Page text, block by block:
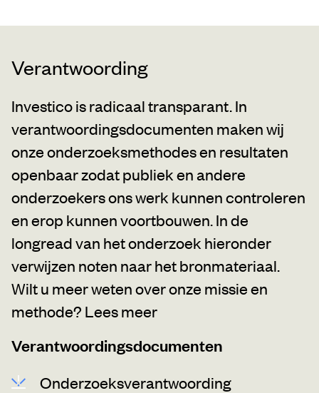
Verantwoording
Investico is radicaal transparant. In
verantwoordingsdocumenten maken wij
onze onderzoeksmethodes en resultaten
openbaar zodat publiek en andere
onderzoekers ons werk kunnen controleren
en erop kunnen voortbouwen. In de
longread van het onderzoek hieronder
verwijzen noten naar het bronmateriaal.
Wilt u meer weten over onze missie en
methode? Lees meer
Verantwoordingsdocumenten
Onderzoeksverantwoording